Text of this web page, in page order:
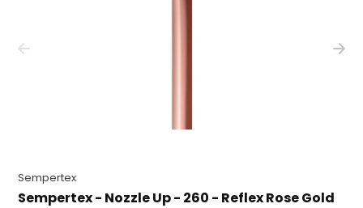
Sempertex
Sempertex - Nozzle Up - 260 - Reflex Rose Gold